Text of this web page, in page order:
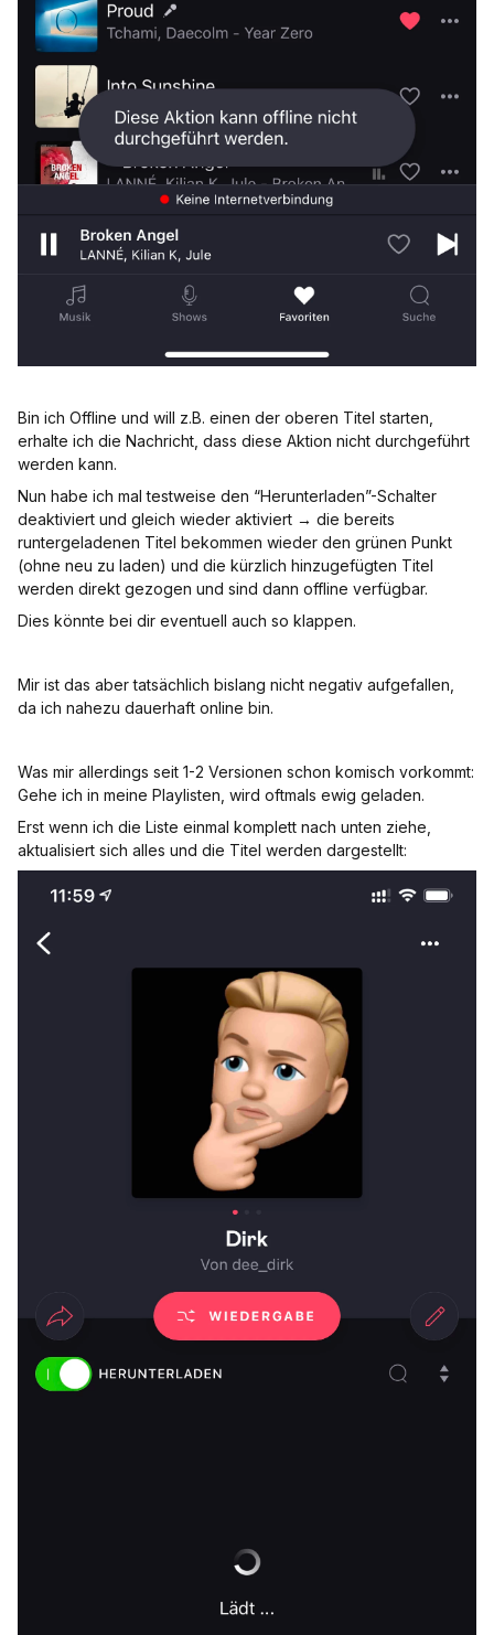
Bin ich Offline und will z.B. einen der oberen Titel starten,
erhalte ich die Nachricht, dass diese Aktion nicht durchgeführt
werden kann.
Nun habe ich mal testweise den “Herunterladen”-Schalter
deaktiviert und gleich wieder aktiviert → die bereits
runtergeladenen Titel bekommen wieder den grünen Punkt
(ohne neu zu laden) und die kürzlich hinzugefügten Titel
werden direkt gezogen und sind dann offline verfügbar.
Dies könnte bei dir eventuell auch so klappen.
Mir ist das aber tatsächlich bislang nicht negativ aufgefallen,
da ich nahezu dauerhaft online bin.
Was mir allerdings seit 1-2 Versionen schon komisch vorkommt:
Gehe ich in meine Playlisten, wird oftmals ewig geladen.
Erst wenn ich die Liste einmal komplett nach unten ziehe,
aktualisiert sich alles und die Titel werden dargestellt: